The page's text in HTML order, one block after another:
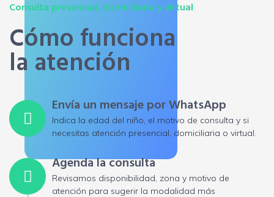
Consulta presencial, domiciliaria y virtual
Cómo funciona
la atención
Envía un mensaje por WhatsApp
Indica la edad del niño, el motivo de consulta y si
necesitas atención presencial, domiciliaria o virtual.
Agenda la consulta
Revisamos disponibilidad, zona y motivo de
atención para sugerir la modalidad más